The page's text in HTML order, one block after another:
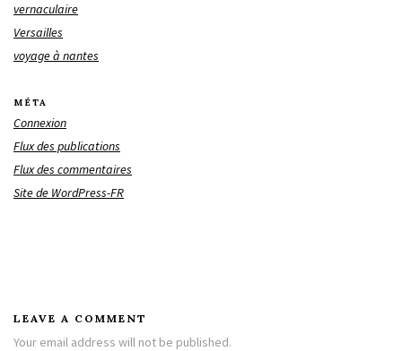
vernaculaire
Versailles
voyage à nantes
MÉTA
Connexion
Flux des publications
Flux des commentaires
Site de WordPress-FR
LEAVE A COMMENT
Your email address will not be published.